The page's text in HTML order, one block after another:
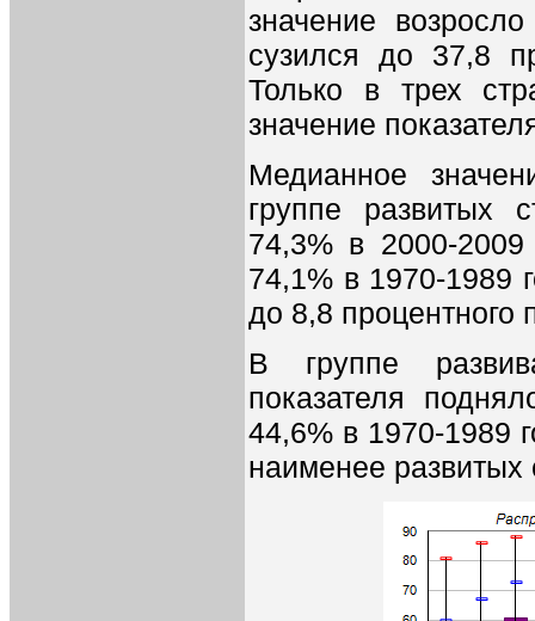
значение
сузился до 37,8
Только в трех
значение
Медианное
группе развитых
74,3% в 2000-
74,1% в 1970-1989
до 8,8 процентного
В группе
показателя
44,6% в 1970-1989
наименее развитых